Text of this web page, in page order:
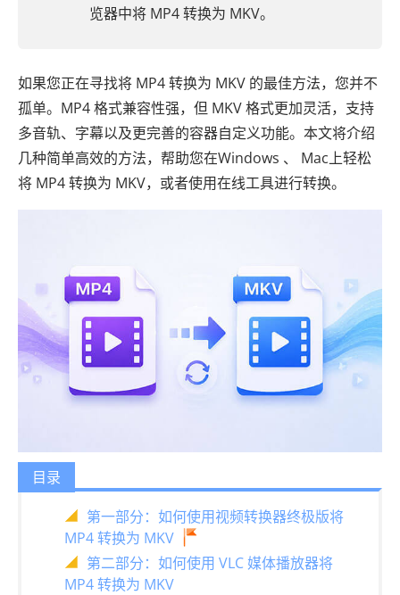
览器中将 MP4 转换为 MKV。
如果您正在寻找将 MP4 转换为 MKV 的最佳方法，您并不
孤单。MP4 格式兼容性强，但 MKV 格式更加灵活，支持
多音轨、字幕以及更完善的容器自定义功能。本文将介绍
几种简单高效的方法，帮助您在Windows 、 Mac上轻松
将 MP4 转换为 MKV，或者使用在线工具进行转换。
目录
第一部分：如何使用视频转换器终极版将
MP4 转换为 MKV
第二部分：如何使用 VLC 媒体播放器将
MP4 转换为 MKV